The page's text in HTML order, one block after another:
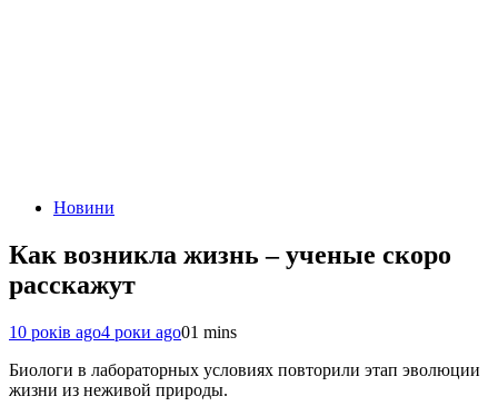
Новини
Как возникла жизнь – ученые скоро
расскажут
10 років ago4 роки ago01 mins
Биологи в лабораторных условиях повторили этап эволюции
жизни из неживой природы.